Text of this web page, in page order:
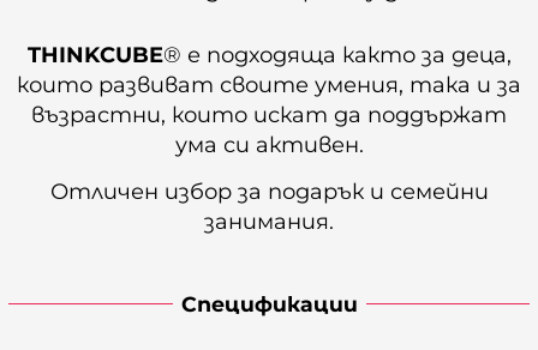
THINKCUBE® е подходяща както за деца,
които развиват своите умения, така и за
възрастни, които искат да поддържат
ума си активен.
Отличен избор за подарък и семейни
занимания.
Спецификации